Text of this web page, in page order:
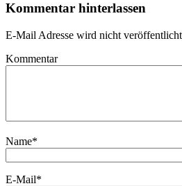
Kommentar hinterlassen
E-Mail Adresse wird nicht
Kommentar
Name*
E-Mail*